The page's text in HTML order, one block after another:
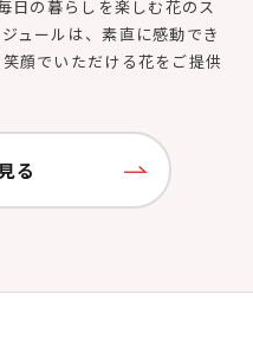
日の暮らしを楽しむ花のス
ュールは、素直に感動でき
顔でいただける花をご提供
る